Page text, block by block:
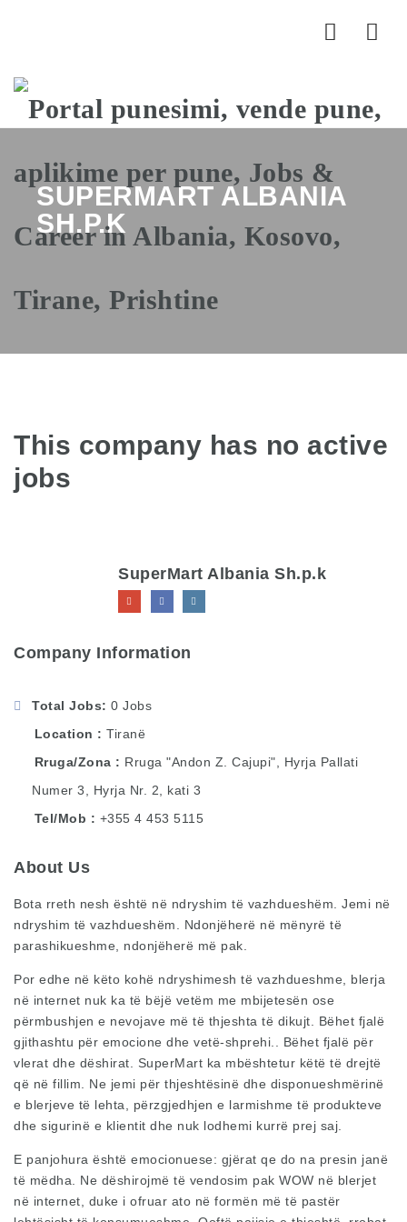
SUPERMART ALBANIA
SH.P.K
This company has no active
jobs
SuperMart Albania Sh.p.k
Company Information
Total Jobs
0 Jobs
Location
Tiranë
Rruga/Zona
Rruga "Andon Z. Cajupi", Hyrja Pallati
Numer 3, Hyrja Nr. 2, kati 3
Tel/Mob
+355 4 453 5115
About Us
Bota rreth nesh është në ndryshim të vazhdueshëm. Jemi në
ndryshim të vazhdueshëm. Ndonjëherë në mënyrë të
parashikueshme, ndonjëherë më pak.
Por edhe në këto kohë ndryshimesh të vazhdueshme, blerja
në internet nuk ka të bëjë vetëm me mbijetesën ose
përmbushjen e nevojave më të thjeshta të dikujt. Bëhet fjalë
gjithashtu për emocione dhe vetë-shprehi.. Bëhet fjalë për
vlerat dhe dëshirat. SuperMart ka mbështetur këtë të drejtë
që në fillim. Ne jemi për thjeshtësinë dhe disponueshmërinë
e blerjeve të lehta, përzgjedhjen e larmishme të produkteve
dhe sigurinë e klientit dhe nuk lodhemi kurrë prej saj.
E panjohura është emocionuese: gjërat qe do na presin janë
të mëdha. Ne dëshirojmë të vendosim pak WOW në blerjet
në internet, duke i ofruar ato në formën më të pastër